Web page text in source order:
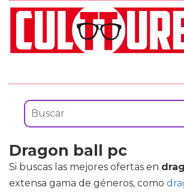
Dragon ball pc
Si buscas las mejores ofertas en
extensa gama de géneros, como